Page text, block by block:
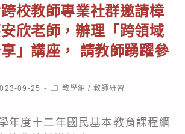
校教師專業社群邀請樟
欣老師，辦理「跨領域
」講座， 請教師踴躍參
09-25
Post教學組 / 教師研習
年度十二年國民基本教育課程綱